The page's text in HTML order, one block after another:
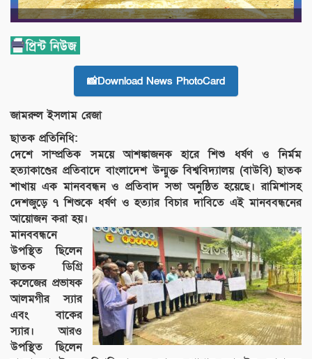
📸Download News PhotoCard
জামরুল ইসলাম রেজা
ছাতক প্রতিনিধি:
দেশে সাম্প্রতিক সময়ে আশঙ্কাজনক হারে শিশু ধর্ষণ ও নির্মম
হত্যাকাণ্ডের প্রতিবাদে বাংলাদেশ উন্মুক্ত বিশ্ববিদ্যালয় (বাউবি) ছাতক
শাখায় এক মানববন্ধন ও প্রতিবাদ সভা অনুষ্ঠিত হয়েছে। রামিশাসহ
দেশজুড়ে ৭ শিশুকে ধর্ষণ ও হত্যার বিচার দাবিতে এই মানববন্ধনের
আয়োজন করা হয়।
মানববন্ধনে
উপস্থিত ছিলেন
ছাতক ডিগ্রি
কলেজের প্রভাষক
আলমগীর স্যার
এবং বাকের
স্যার। আরও
উপস্থিত ছিলেন